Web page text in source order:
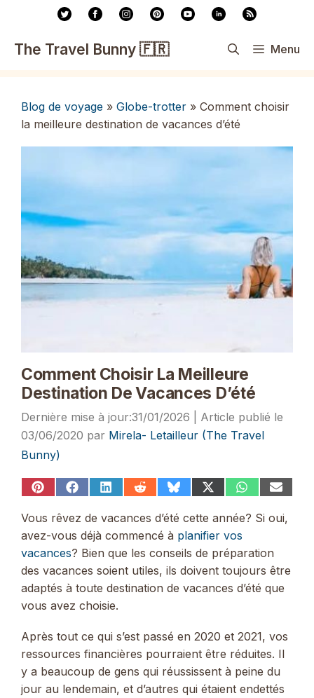
contenu
The Travel Bunny 🇫🇷 Menu
Blog de voyage » Globe-trotter » Comment choisir
la meilleure destination de vacances d’été
Comment Choisir La Meilleure
Destination De Vacances D’été
31/01/2026
03/06/2020 par Mirela- Letailleur (The Travel
Bunny)
Share
Pinterest
Share
Facebook
ShareShare
Reddit
Share
Bluesky
Share
(Twitter)
Share
WhatsApp
Share
Email
Vous rêvez de vacances d’été cette année? Si oui,
avez-vous déjà commencé à planifier vos
vacances? Bien que les conseils de préparation
des vacances soient utiles, ils doivent toujours être
adaptés à toute destination de vacances d’été que
vous avez choisie.
Après tout ce qui s’est passé en 2020 et 2021, vos
ressources financières pourraient être réduites. Il
y a beaucoup de gens qui réussissent à peine du
jour au lendemain, et d’autres qui étaient endettés